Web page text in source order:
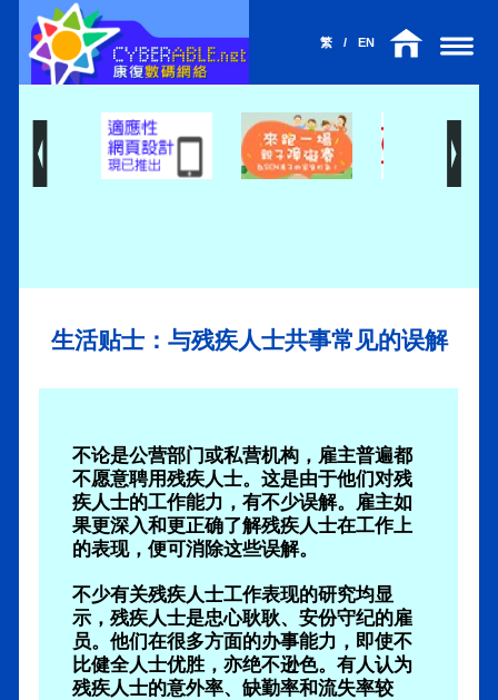
繁 / EN
生活贴士：与残疾人士共事常见的误解
不论是公营部门或私营机构，雇主普遍都
不愿意聘用残疾人士。这是由于他们对残
疾人士的工作能力，有不少误解。雇主如
果更深入和更正确了解残疾人士在工作上
的表现，便可消除这些误解。
不少有关残疾人士工作表现的研究均显
示，残疾人士是忠心耿耿、安份守纪的雇
员。他们在很多方面的办事能力，即使不
比健全人士优胜，亦绝不逊色。有人认为
残疾人士的意外率、缺勤率和流失率较